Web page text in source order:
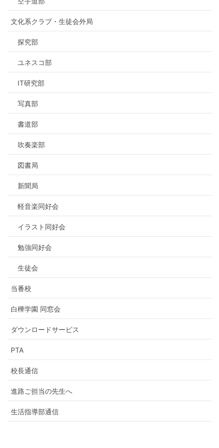
文化系クラブ・生徒会外局
探究部
ユネスコ部
IT研究部
写真部
書道部
吹奏楽部
図書局
新聞局
軽音楽同好会
イラスト同好会
勉強同好会
生徒会
当番校
白樺学園 同窓会
ダウンロードサービス
PTA
校長通信
進路ご担当の先生へ
生活指導部通信